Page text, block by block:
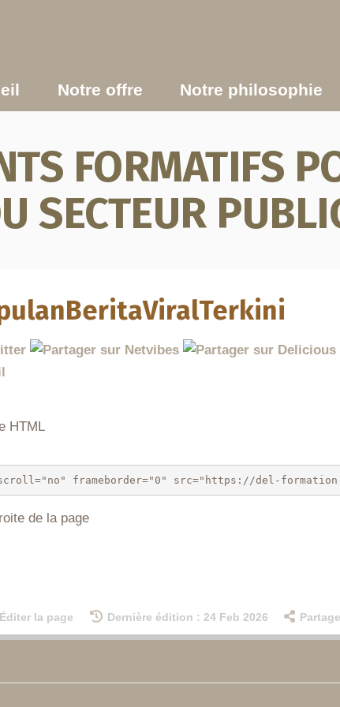
Notre offre Notre philosophie
FORMATIFS
SECTEUR
HTML
de la page
Éditer la page Dernière édition : 24 Feb 2026